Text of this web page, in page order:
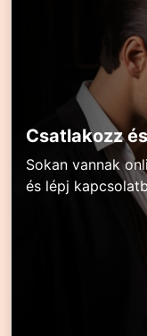
Csatlakozz
Sokan vannak
és lépj